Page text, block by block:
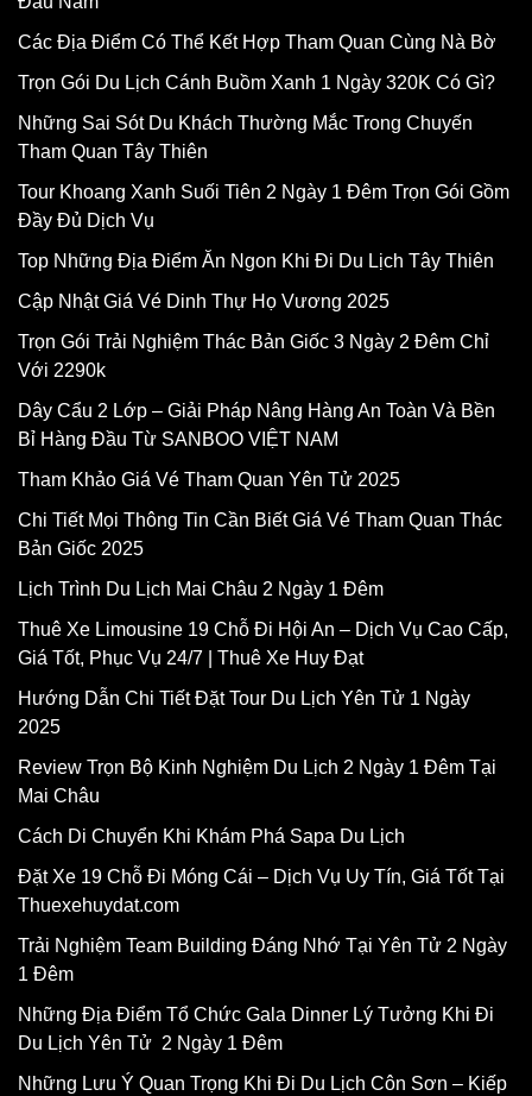
Các Địa Điểm Có Thể Kết Hợp Tham Quan Cùng Nà Bờ
Trọn Gói Du Lịch Cánh Buồm Xanh 1 Ngày 320K Có Gì?
Những Sai Sót Du Khách Thường Mắc Trong Chuyến
Tham Quan Tây Thiên
Tour Khoang Xanh Suối Tiên 2 Ngày 1 Đêm Trọn Gói Gồm
Đầy Đủ Dịch Vụ
Top Những Địa Điểm Ăn Ngon Khi Đi Du Lịch Tây Thiên
Cập Nhật Giá Vé Dinh Thự Họ Vương 2025
Trọn Gói Trải Nghiệm Thác Bản Giốc 3 Ngày 2 Đêm Chỉ
Với 2290k
Dây Cẩu 2 Lớp – Giải Pháp Nâng Hàng An Toàn Và Bền
Bỉ Hàng Đầu Từ SANBOO VIỆT NAM
Tham Khảo Giá Vé Tham Quan Yên Tử 2025
Chi Tiết Mọi Thông Tin Cần Biết Giá Vé Tham Quan Thác
Bản Giốc 2025
Lịch Trình Du Lịch Mai Châu 2 Ngày 1 Đêm
Thuê Xe Limousine 19 Chỗ Đi Hội An – Dịch Vụ Cao Cấp,
Giá Tốt, Phục Vụ 24/7 | Thuê Xe Huy Đạt
Hướng Dẫn Chi Tiết Đặt Tour Du Lịch Yên Tử 1 Ngày
2025
Review Trọn Bộ Kinh Nghiệm Du Lịch 2 Ngày 1 Đêm Tại
Mai Châu
Cách Di Chuyển Khi Khám Phá Sapa Du Lịch
Đặt Xe 19 Chỗ Đi Móng Cái – Dịch Vụ Uy Tín, Giá Tốt Tại
Thuexehuydat.com
Trải Nghiệm Team Building Đáng Nhớ Tại Yên Tử 2 Ngày
1 Đêm
Những Địa Điểm Tổ Chức Gala Dinner Lý Tưởng Khi Đi
Du Lịch Yên Tử 2 Ngày 1 Đêm
Những Lưu Ý Quan Trọng Khi Đi Du Lịch Côn Sơn – Kiếp